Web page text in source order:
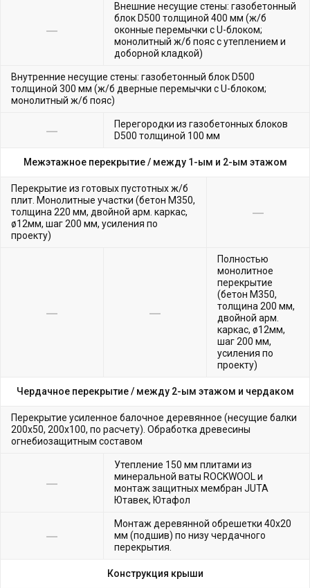
Внешние несущие стены: газобетонный
блок D500 толщиной 400 мм (ж/б
оконные перемычки с U-блоком;
монолитный ж/б пояс с утеплением и
доборной кладкой)
Внутренние несущие стены: газобетонный блок D500
толщиной 300 мм (ж/б дверные перемычки с U-блоком;
монолитный ж/б пояс)
Перегородки из газобетонных блоков
D500 толщиной 100 мм
Межэтажное перекрытие / между 1-ым и 2-ым этажом
Перекрытие из готовых пустотных ж/б
плит. Монолитные участки (бетон М350,
толщина 220 мм, двойной арм. каркас,
ø12мм, шаг 200 мм, усиления по
проекту)
Полностью
монолитное
перекрытие
(бетон М350,
толщина 200 мм,
двойной арм.
каркас, ø12мм,
шаг 200 мм,
усиления по
проекту)
Чердачное перекрытие / между 2-ым этажом и чердаком
Перекрытие усиленное балочное деревянное (несущие балки
200х50, 200х100, по расчету). Обработка древесины
огнебиозащитным составом
Утепление 150 мм плитами из
минеральной ваты ROCKWOOL и
монтаж защитных мембран JUTA
Ютавек, Ютафол
Монтаж деревянной обрешетки 40х20
мм (подшив) по низу чердачного
перекрытия.
Конструкция крыши